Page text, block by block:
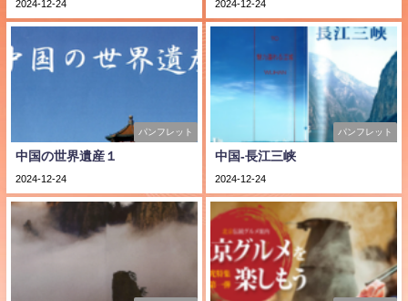
2024-12-24 2024-12-24
パンフレット
中国の世界遺産１
2024-12-24
パンフレット
中国-長江三峡
2024-12-24